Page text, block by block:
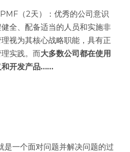
（2天）：优秀的公司意识
全、配备适当的人员和实施非
视为其核心战略职能，具有正
实践。而大多数公司都在使用
和开发产品……
是一个面对问题并解决问题的过